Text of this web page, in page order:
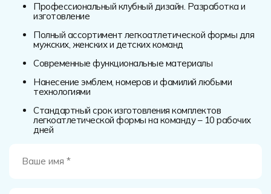
Профессиональный клубный дизайн. Разработка и
изготовление
Полный ассортимент легкоатлетической формы для
мужских, женских и детских команд
Современные функциональные материалы
Нанесение эмблем, номеров и фамилий любыми
технологиями
Стандартный срок изготовления комплектов
легкоатлетической формы на команду – 10 рабочих
дней